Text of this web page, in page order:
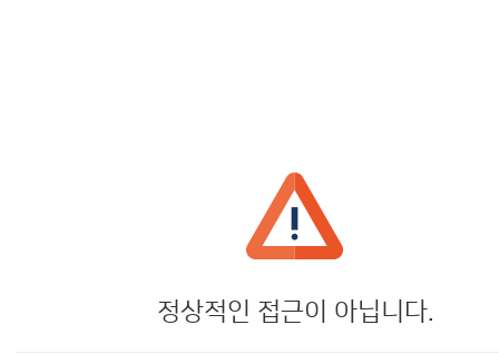
정상적인 접근이 아닙니다.